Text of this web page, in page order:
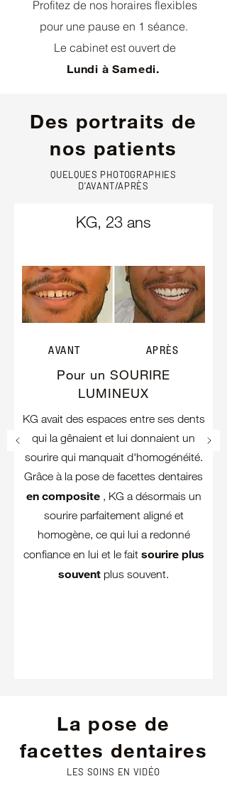
Profitez de nos horaires flexibles
pour une pause en 1 séance.
Le cabinet est ouvert de
Lundi à Samedi.
Des portraits de
nos patients
QUELQUES PHOTOGRAPHIES
D'AVANT/APRÈS
KG, 23 ans
AVANT APRÈS
Pour un SOURIRE
LUMINEUX
KG avait des espaces entre ses dents
qui la gênaient et lui donnaient un
sourire qui manquait d'homogénéité.
Grâce à la pose de facettes dentaires
en composite , KG a désormais un
sourire parfaitement aligné et
homogène, ce qui lui a redonné
confiance en lui et le fait sourire plus
souvent plus souvent.
La pose de
facettes dentaires
LES SOINS EN VIDÉO